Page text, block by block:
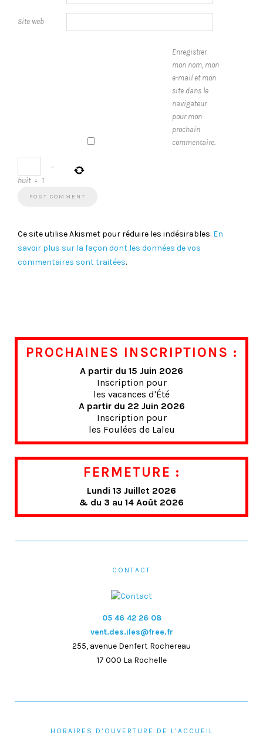
Site web
Enregistrer
mon nom, mon
e-mail et mon
site dans le
navigateur
pour mon
prochain
commentaire.
−
huit = 1
Ce site utilise Akismet pour réduire les indésirables. En
savoir plus sur la façon dont les données de vos
commentaires sont traitées.
PROCHAINES INSCRIPTIONS :
A partir du 15 Juin 2026
Inscription pour
les vacances d'Été
A partir du 22 Juin 2026
Inscription pour
les Foulées de Laleu
FERMETURE :
Lundi 13 Juillet 2026
& du 3 au 14 Août 2026
CONTACT
05 46 42 26 08
vent.des.iles@free.fr
255, avenue Denfert Rochereau
17 000 La Rochelle
HORAIRES D’OUVERTURE DE L’ACCUEIL